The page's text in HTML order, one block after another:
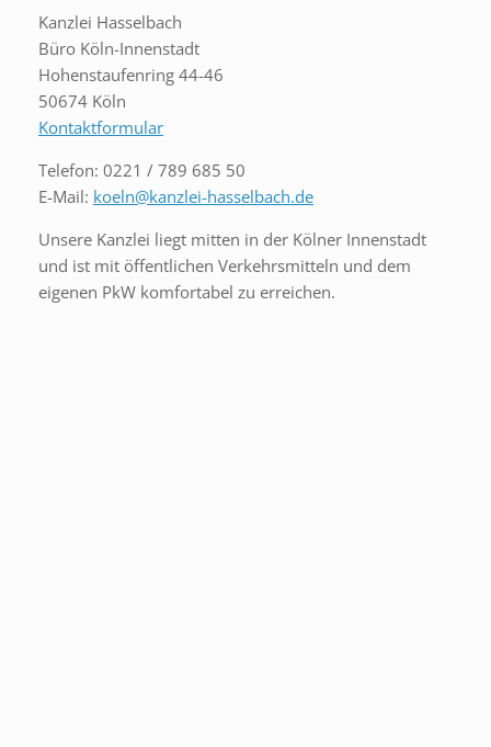
Kanzlei Hasselbach
Büro Köln-Innenstadt
Hohenstaufenring 44-46
50674 Köln
Kontaktformular
Telefon: 0221 / 789 685 50
E-Mail: koeln@kanzlei-hasselbach.de
Unsere Kanzlei liegt mitten in der Kölner Innenstadt
und ist mit öffentlichen Verkehrsmitteln und dem
eigenen PkW komfortabel zu erreichen.